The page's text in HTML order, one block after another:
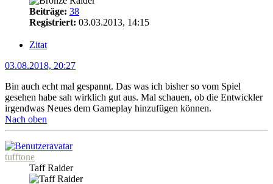
Beiträge: 38
Registriert: 03.03.2013, 14:15
Zitat
03.08.2018, 20:27
Bin auch echt mal gespannt. Das was ich bisher so vom Spiel
gesehen habe sah wirklich gut aus. Mal schauen, ob die Entwickler
irgendwas Neues dem Gameplay hinzufügen können.
Nach oben
tufftone
Taff Raider